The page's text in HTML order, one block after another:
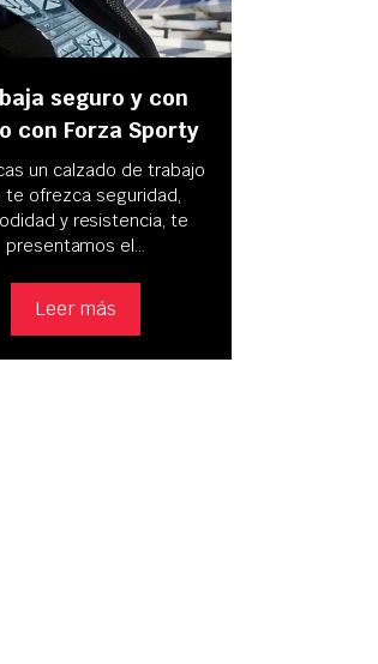
seguro y con
con Forza Sporty
un calzado de trabajo
te ofrezca seguridad,
y resistencia, te
presentamos el…
Leer más